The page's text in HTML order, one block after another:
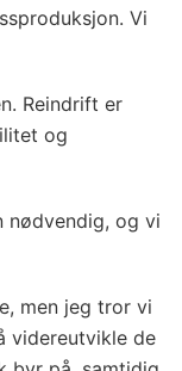
Vi
Reindrift er
og
nødvendig, og vi
men jeg tror vi
videreutvikle de